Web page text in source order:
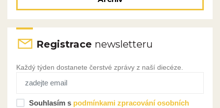
Registrace newsletteru
Každý týden dostanete čerstvé zprávy z naší diecéze.
Souhlasím s podmínkami zpracování osobních